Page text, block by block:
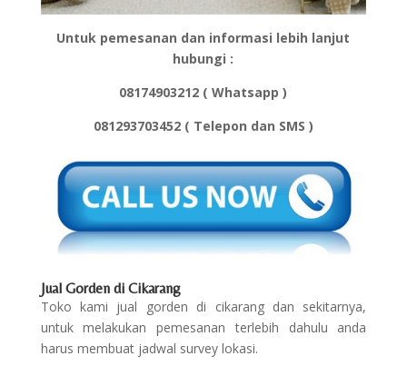
Untuk pemesanan dan informasi lebih lanjut
hubungi :
08174903212 ( Whatsapp )
081293703452 ( Telepon dan SMS )
Jual Gorden di Cikarang
Toko kami jual gorden di cikarang dan sekitarnya,
untuk melakukan pemesanan terlebih dahulu anda
harus membuat jadwal survey lokasi.